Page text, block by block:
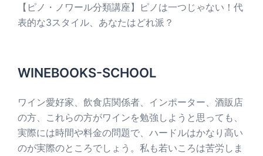
【ピノ・ノワール分類講座】ピノは一つじゃない！代
表的な3スタイル、あなたはどれ派？
WINEBOOKS-SCHOOL
ワイン愛好家、飲食店関係者、インポーター、酒販店
の方、これらの方がワインを勉強しようと思っても、
実際には時間や料金の問題で、ハードルはかなり高い
のが実際のところでしょう。私も若いころは苦労しま